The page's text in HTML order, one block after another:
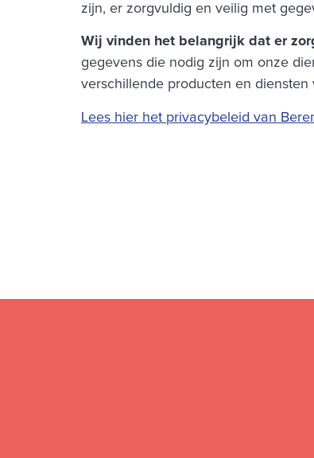
zijn, er zorgvuldig en veilig met
Wij vinden het belangrijk dat er
gegevens die nodig zijn om onze
verschillende producten en
Lees hier het privacybeleid van